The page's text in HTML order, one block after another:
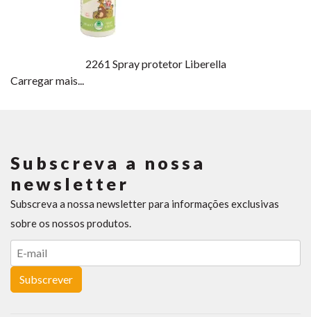
2261 Spray protetor Liberella
Carregar mais...
Subscreva a nossa
newsletter
Subscreva a nossa newsletter para informações exclusivas
sobre os nossos produtos.
Subscrever